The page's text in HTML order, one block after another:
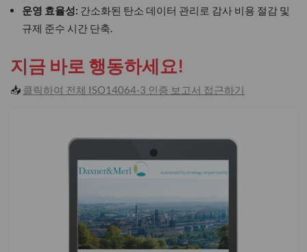
운영 효율성: 간소화된 탄소 데이터 관리로 감사 비용 절감 및
규제 준수 시간 단축.
지금 바로 행동하세요!
📥 클릭하여 전체 ISO14064-3 인증 보고서 접근하기